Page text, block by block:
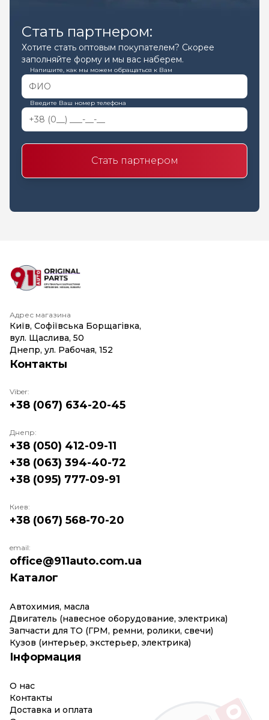
Стать партнером:
Хотите стать оптовым покупателем? Скорее
заполняйте форму и мы вас наберем.
Напишите, как мы можем обращаться к Вам
Введите Ваш номер телефона
Стать партнером
Адрес магазина
Київ, Софіївська Борщагівка,
вул. Щаслива, 50
Днепр, ул. Рабочая, 152
Каталог
Автохимия, масла
Двигатель (навесное оборудование, электрика)
Запчасти для ТО (ГРМ, ремни, ролики, свечи)
Кузов (интерьер, экстерьер, электрика)
Інформация
О нас
Контакты
Доставка и оплата
Контакты
Viber:
+38 (067) 634-20-45
Днепр:
+38 (050) 412-09-11
+38 (063) 394-40-72
+38 (095) 777-09-91
Киев:
+38 (067) 568-70-20
email:
office@911auto.com.ua